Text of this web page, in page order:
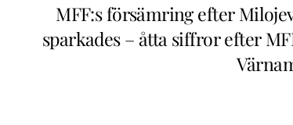
MFF:s försämring efter
sparkades – åtta siffror efter